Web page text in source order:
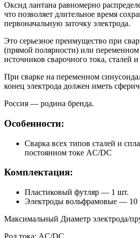
Оксид лантана равномерно
что позволяет длительное время
первоначальную заточку электрода.
Это серьезное преимущество при
(прямой полярности) или
источников сварочного тока, сталей
При сварке на переменном
конец электрода должен иметь
Россия — родина бренда.
Особенности:
Сварка всех типов сталей и
постоянном токе AC/DC
Комплектация:
Пластиковый футляр — 1 шт.
Электроды вольфрамовые — 10
Максимальный Диаметр электрода/